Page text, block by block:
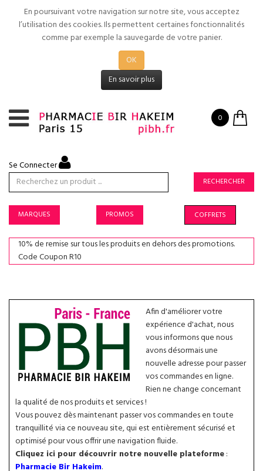
En poursuivant votre navigation sur notre site, vous acceptez
l’utilisation des cookies. Ils permettent certaines fonctionnalités
comme par exemple la sauvegarde de votre panier.
OK
En savoir plus
0
Se Connecter
RECHERCHER
MARQUES PROMOS COFFRETS
10% de remise sur tous les produits en dehors des promotions.
Code Coupon R10
Afin d'améliorer votre
expérience d'achat, nous
vous informons que nous
avons désormais une
nouvelle adresse pour passer
vos commandes en ligne.
Rien ne change concernant
la qualité de nos produits et services !
Vous pouvez dès maintenant passer vos commandes en toute
tranquillité via ce nouveau site, qui est entièrement sécurisé et
optimisé pour vous offrir une navigation fluide.
Cliquez ici pour découvrir notre nouvelle plateforme:
Pharmacie Bir Hakeim.